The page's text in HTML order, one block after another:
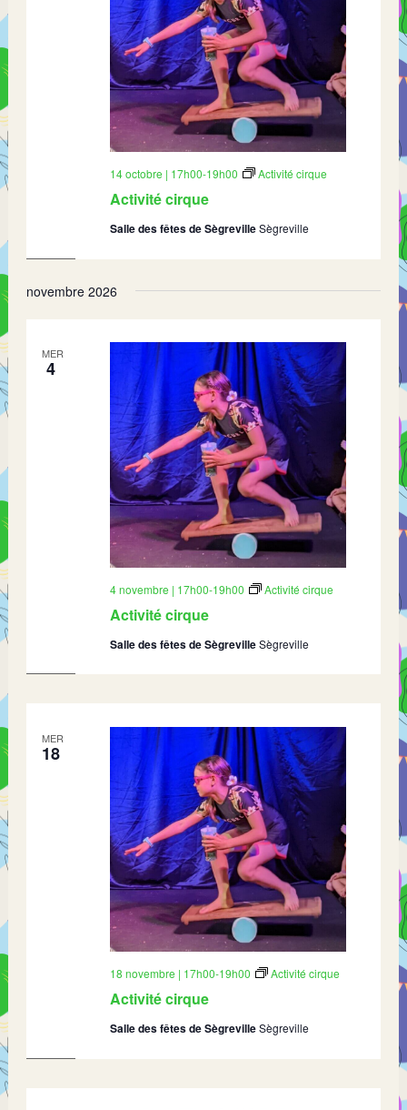
Activité cirque
14 octobre | 17h00-19h00 Activité cirque
Salle des fêtes de SègrevilleSègreville
novembre 2026
MER
4
Activité cirque
4 novembre | 17h00-19h00 Activité cirque
Salle des fêtes de SègrevilleSègreville
MER
18
Activité cirque
18 novembre | 17h00-19h00 Activité cirque
Salle des fêtes de SègrevilleSègreville